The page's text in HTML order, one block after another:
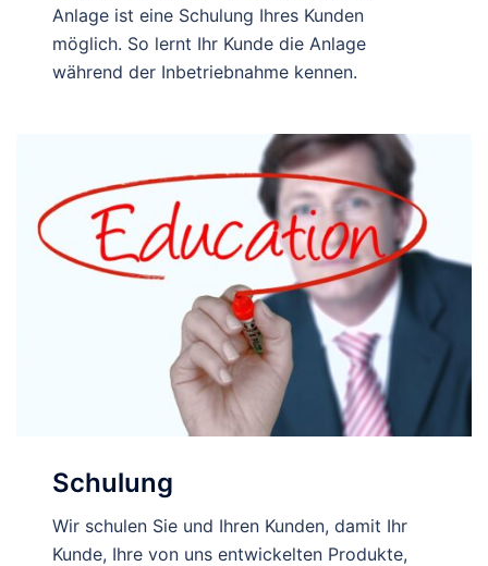
Anlage ist eine Schulung Ihres Kunden
möglich. So lernt Ihr Kunde die Anlage
während der Inbetriebnahme kennen.
Schulung
Wir schulen Sie und Ihren Kunden, damit Ihr
Kunde, Ihre von uns entwickelten Produkte,